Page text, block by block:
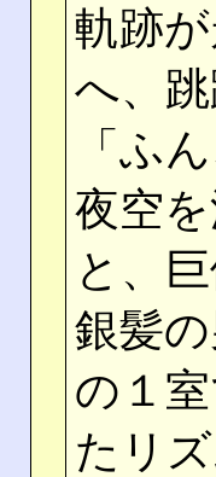
軌跡
へ、跳
「ふ
夜空
と、
銀髪
の１
たリ